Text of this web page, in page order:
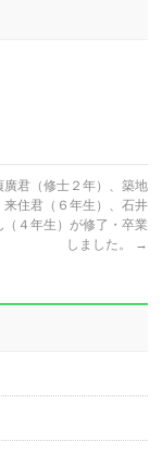
廣君（修士２年）、築地
来住君（６年生）、石井
（４年生）が修了・卒業
しました。
→